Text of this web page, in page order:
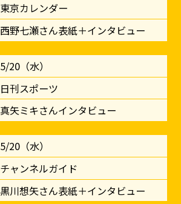
東京カレンダー
西野七瀬さん表紙＋インタビュー
5/20（水）
日刊スポーツ
真矢ミキさんインタビュー
5/20（水）
チャンネルガイド
黒川想矢さん表紙＋インタビュー